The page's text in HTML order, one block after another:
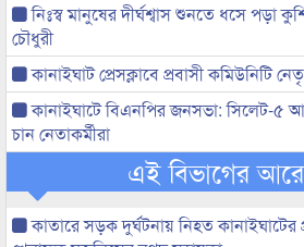
নিঃস্ব মানুষের দীর্ঘশ্বাস শুনতে ধসে পড়া
চৌধুরী
কানাইঘাট প্রেসক্লাবে প্রবাসী কমিউনিটি
কানাইঘাটে বিএনপির জনসভা: সিলেট-৫
চান নেতাকর্মীরা
এই বিভাগের
কাতারে সড়ক দুর্ঘটনায় নিহত কানাইঘাটের